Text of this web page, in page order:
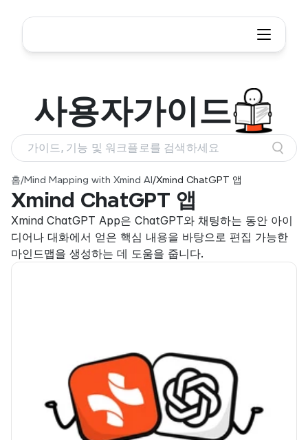
홈/Mind Mapping with Xmind AI /Xmind ChatGPT 앱
Xmind ChatGPT 앱
Xmind ChatGPT App은 ChatGPT와 채팅하는 동안 아이
디어나 대화에서 얻은 핵심 내용을 바탕으로 편집 가능한
마인드맵을 생성하는 데 도움을 줍니다.
사용자가이드
가이드, 기능 및 워크플로를 검색하세요